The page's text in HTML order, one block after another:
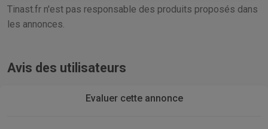
Tinast.fr n'est pas responsable des produits proposés dans
les annonces.
Avis des utilisateurs
Evaluer cette annonce